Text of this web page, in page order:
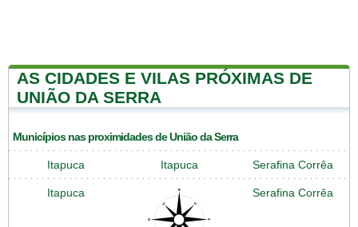
AS CIDADES E VILAS PRÓXIMAS DE
UNIÃO DA SERRA
Municípios nas proximidades de União da Serra
Itapuca Itapuca Serafina Corrêa
Itapuca Serafina Corrêa